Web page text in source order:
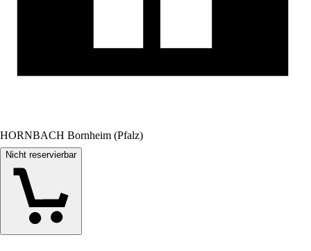
HORNBACH Bornheim (Pfalz)
Nicht reservierbar